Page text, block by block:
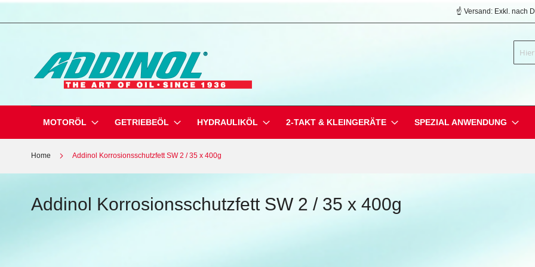
zum
☝️ Versand: Exkl. nach
MOTORÖL GETRIEBEÖL HYDRAULIKÖL 2-TAKT & KLEINGERÄTE SPEZIAL ANWENDUNG
Home Addinol Korrosionsschutzfett SW 2 / 35 x 400g
Addinol Korrosionsschutzfett SW 2 / 35 x 400g